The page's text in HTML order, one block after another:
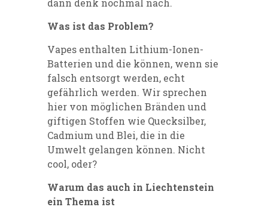
Was ist das Problem?
Vapes enthalten Lithium-Ionen-
Batterien und die können, wenn sie
falsch entsorgt werden, echt
gefährlich werden. Wir sprechen
hier von möglichen Bränden und
giftigen Stoffen wie Quecksilber,
Cadmium und Blei, die in die
Umwelt gelangen können. Nicht
cool, oder?
Warum das auch in Liechtenstein
ein Thema ist